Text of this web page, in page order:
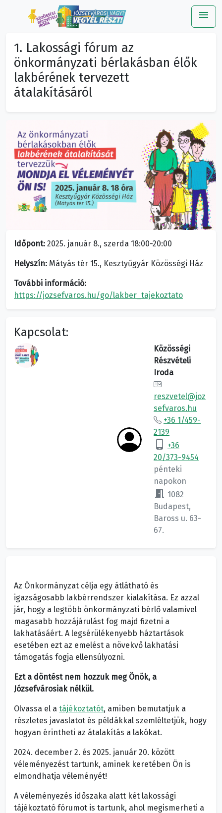
menu
1. Lakossági fórum az
önkormányzati bérlakásban élők
lakbérének tervezett
átalakításáról
Időpont: 2025. január 8., szerda 18:00-20:00
Helyszín: Mátyás tér 15., Kesztyűgyár Közösségi Ház
További információ:
https://jozsefvaros.hu/go/lakber_tajekoztato
Kapcsolat:
Közösségi
Részvételi
Iroda
reszvetel@joz
sefvaros.hu
+36 1/459-
2139
phone_android +36
20/373-9454
pénteki
napokon
meeting_room 1082
Budapest,
Baross u. 63-
67.
Az Önkormányzat célja egy átlátható és
igazságosabb lakbérrendszer kialakítása. Ez azzal
jár, hogy a legtöbb önkormányzati bérlő valamivel
magasabb hozzájárulást fog majd fizetni a
lakhatásáért. A legsérülékenyebb háztartások
esetében ezt az emelést a növekvő lakhatási
támogatás fogja ellensúlyozni.
Ezt a döntést nem hozzuk meg Önök, a
Józsefvárosiak nélkül.
Olvassa el a tájékoztatót, amiben bemutatjuk a
részletes javaslatot és példákkal szemléltetjük, hogy
hogyan érintheti az átalakítás a lakókat.
2024. december 2. és 2025. január 20. között
véleményezést tartunk, aminek keretében Ön is
elmondhatja véleményét!
A véleményezés időszaka alatt két lakossági
tájékoztató fórumot is tartunk, ahol megismerheti a